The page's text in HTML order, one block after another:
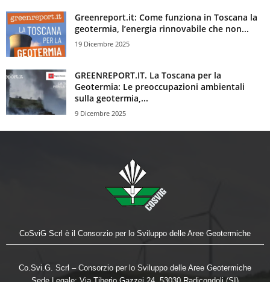
Greenreport.it: Come funziona in Toscana la
geotermia, l’energia rinnovabile che non...
19 Dicembre 2025
GREENREPORT.IT. La Toscana per la
Geotermia: Le preoccupazioni ambientali
sulla geotermia,...
9 Dicembre 2025
CoSviG Scrl è il Consorzio per lo Sviluppo delle Aree Geotermiche
Co.Svi.G. Scrl – Consorzio per lo Sviluppo delle Aree Geotermiche